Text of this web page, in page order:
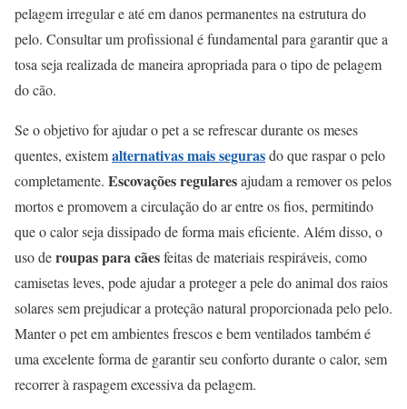
pelagem irregular e até em danos permanentes na estrutura do
pelo. Consultar um profissional é fundamental para garantir que a
tosa seja realizada de maneira apropriada para o tipo de pelagem
do cão.
Se o objetivo for ajudar o pet a se refrescar durante os meses
quentes, existemalternativas mais segurasdo que raspar o pelo
completamente. Escovações regularesajudam a remover os pelos
mortos e promovem a circulação do ar entre os fios, permitindo
que o calor seja dissipado de forma mais eficiente. Além disso, o
uso deroupas para cãesfeitas de materiais respiráveis, como
camisetas leves, pode ajudar a proteger a pele do animal dos raios
solares sem prejudicar a proteção natural proporcionada pelo pelo.
Manter o pet em ambientes frescos e bem ventilados também é
uma excelente forma de garantir seu conforto durante o calor, sem
recorrer à raspagem excessiva da pelagem.